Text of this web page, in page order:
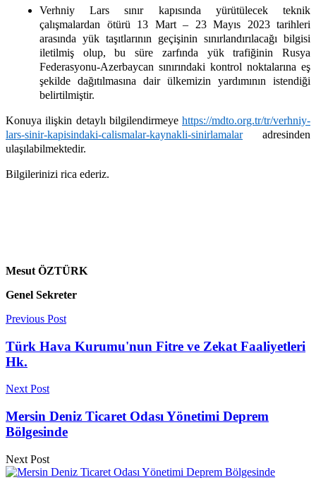
Verhniy Lars sınır kapısında yürütülecek teknik
çalışmalardan ötürü 13 Mart – 23 Mayıs 2023 tarihleri
arasında yük taşıtlarının geçişinin sınırlandırılacağı bilgisi
iletilmiş olup, bu süre zarfında yük trafiğinin Rusya
Federasyonu-Azerbaycan sınırındaki kontrol noktalarına eş
şekilde dağıtılmasına dair ülkemizin yardımının istendiği
belirtilmiştir.
Konuya ilişkin detaylı bilgilendirmeye https://mdto.org.tr/tr/verhniy-
lars-sinir-kapisindaki-calismalar-kaynakli-sinirlamalaradresinden
ulaşılabilmektedir.
Bilgilerinizi rica ederiz.
Mesut ÖZTÜRK
Genel Sekreter
Previous Post
Türk Hava Kurumu'nun Fitre ve Zekat Faaliyetleri
Hk.
Next Post
Mersin Deniz Ticaret Odası Yönetimi Deprem
Bölgesinde
Next Post